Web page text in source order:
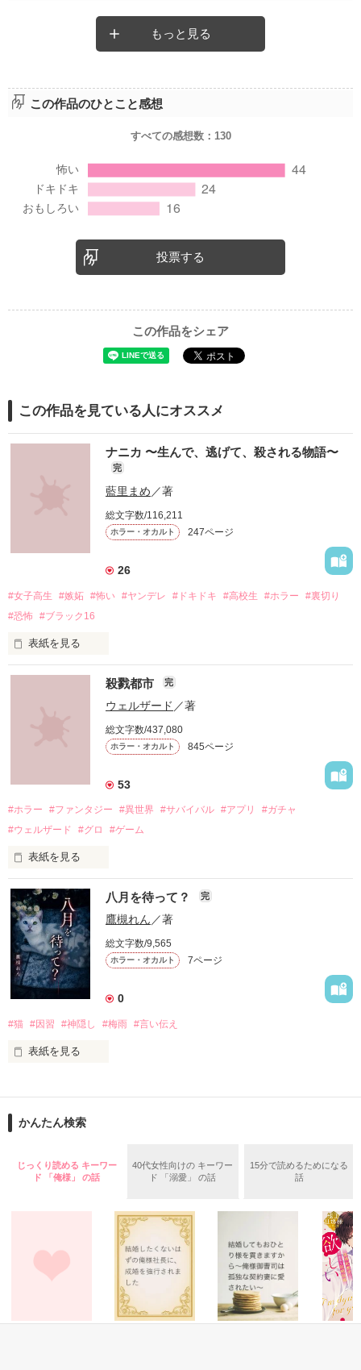
もっと見る
この作品のひとこと感想
すべての感想数： 130
投票する
この作品をシェア
この作品を見ている人にオススメ
ナニカ 〜生んで、逃げて、殺される物語〜
完
藍里まめ ／著
総文字数/116,211
ホラー・オカルト 247ページ
26
#女子高生 #嫉妬 #怖い #ヤンデレ #ドキドキ #高校生 #ホラー
#裏切り
#恐怖
#ブラック16
表紙を見る
「お願い、正気に戻って！」
「ずっと一緒にいてあげる。
自分勝手な女子高生たちの
恋と友情、そして……
バケモノを生んで、殺して、殺される物語。
殺戮都市 完
ウェルザード ／著
総文字数/437,080
ホラー・オカルト 845ページ
53
#ホラー #ファンタジー #異世界 #サバイバル #アプリ
#ガチャ
#ウェルザード
#グロ #ゲーム
表紙を見る
円形の都市で、生きる為に人を殺す。
定められたシステムに抗う事が出来ずに、流されるままに。
殺し殺され、命の灯が完全に消えるまで。
高い壁に阻まれ、出る事が出来ない街。
俺達は、生きる為に人を殺す。
ガチャで自分を強くする。
殺されないように。
作品を読む
八月を待って？ 完
鷹槻れん／著
総文字数/9,565
ホラー・オカルト 7ページ
0
#猫 #因習 #神隠し #梅雨 #言い伝え
表紙を見る
を、僕は信じていなかった。
父と別れた母に連れられ、祖母の家で暮らし始めた六歳の夏。
ってほしかった」と繰り返す祖母。
作品を読む
かんたん検索
じっくり読める キーワー
ド 「俺様」 の話
40代女性向けの キーワー
ド 「溺愛」 の話
15分で読めるためになる
話